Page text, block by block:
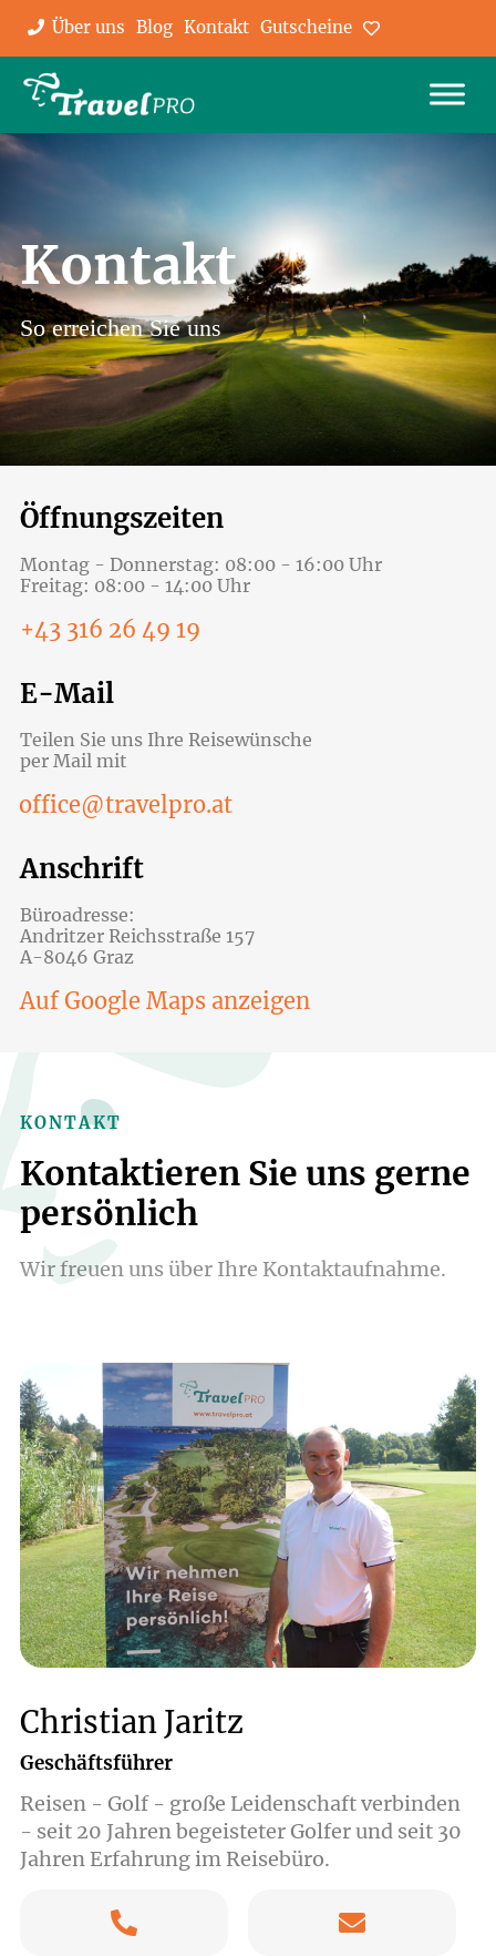
Über uns Blog Kontakt Gutscheine Favoriten
Kontakt
So erreichen Sie uns
Öffnungszeiten
Montag - Donnerstag: 08:00 - 16:00 Uhr
Freitag: 08:00 - 14:00 Uhr
+43 316 26 49 19
E-Mail
Teilen Sie uns Ihre Reisewünsche
per Mail mit
office@travelpro.at
Anschrift
Büroadresse:
Andritzer Reichsstraße 157
A-8046 Graz
Auf Google Maps anzeigen
KONTAKT
Kontaktieren Sie uns gerne
persönlich
Wir freuen uns über Ihre Kontaktaufnahme.
Christian Jaritz
Geschäftsführer
Reisen - Golf - große Leidenschaft verbinden
- seit 20 Jahren begeisteter Golfer und seit 30
Jahren Erfahrung im Reisebüro.